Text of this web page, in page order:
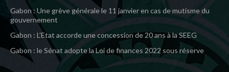
Gabon : Une grève générale le 11 janvier en cas de mutisme du
gouvernement
Gabon : L’Etat accorde une concession de 20 ans à la SEEG
Gabon : le Sénat adopte la Loi de finances 2022 sous réserve